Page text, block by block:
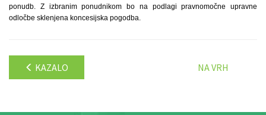
ponudb. Z izbranim ponudnikom bo na podlagi pravnomočne upravne
odločbe sklenjena koncesijska pogodba.
KAZALO NA VRH